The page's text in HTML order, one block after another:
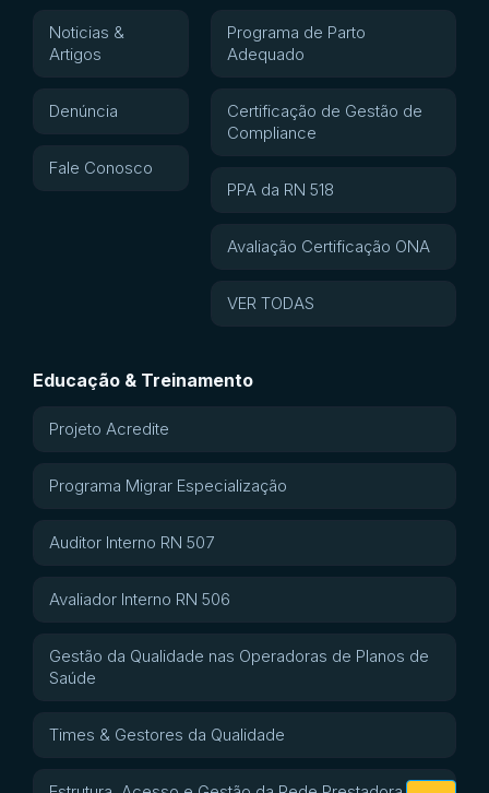
Noticias &
Artigos
Denúncia
Fale Conosco
Programa de Parto
Adequado
Certificação de Gestão de
Compliance
PPA da RN 518
Avaliação Certificação ONA
VER TODAS
Educação & Treinamento
Projeto Acredite
Programa Migrar Especialização
Auditor Interno RN 507
Avaliador Interno RN 506
Gestão da Qualidade nas Operadoras de Planos de
Saúde
Times & Gestores da Qualidade